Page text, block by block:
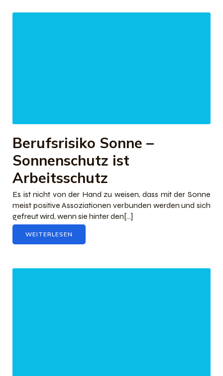
Berufsrisiko Sonne –
Sonnenschutz ist
Arbeitsschutz
Es ist nicht von der Hand zu weisen, dass mit der Sonne
meist positive Assoziationen verbunden werden und sich
gefreut wird, wenn sie hinter den[…]
WEITERLESEN